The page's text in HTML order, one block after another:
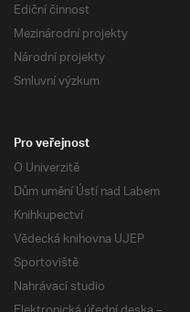
Ediční činnost
Mezinárodní projekty
Národní projekty
Smluvní výzkum
Pro veřejnost
O Univerzitě
Dům umění Ústí nad Labem
Knihkupectví
Vědecká knihovna UJEP
Sportoviště
Nahrávací studio